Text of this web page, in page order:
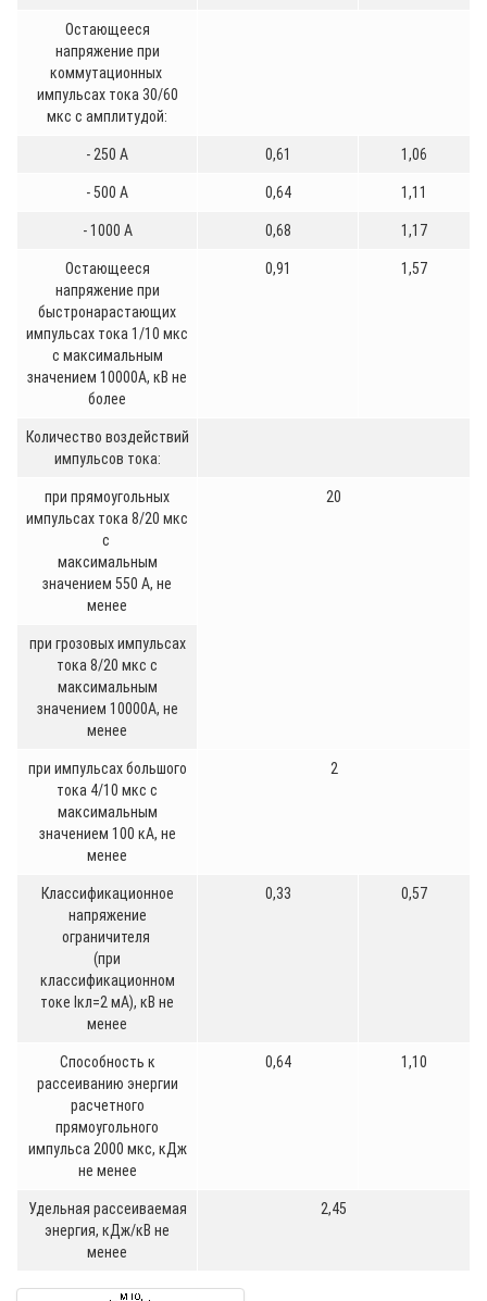
Остающееся
напряжение при
коммутационных
импульсах тока 30/60
мкс с амплитудой:
- 250 А 0,61 1,06
- 500 А 0,64 1,11
- 1000 А 0,68 1,17
Остающееся
напряжение при
быстронарастающих
импульсах тока 1/10 мкс
с максимальным
значением 10000А, кВ не
более
0,91 1,57
Количество воздействий
импульсов тока:
при прямоугольных
импульсах тока 8/20 мкс
с
максимальным
значением 550 А, не
менее
20
при грозовых импульсах
тока 8/20 мкс с
максимальным
значением 10000А, не
менее
при импульсах большого
тока 4/10 мкс с
максимальным
значением 100 кА, не
менее
2
Классификационное
напряжение
ограничителя
(при
классификационном
токе Iкл=2 мА), кВ не
менее
0,33 0,57
Способность к
рассеиванию энергии
расчетного
прямоугольного
импульса 2000 мкс, кДж
не менее
0,64 1,10
Удельная рассеиваемая
энергия, кДж/кВ не
менее
2,45